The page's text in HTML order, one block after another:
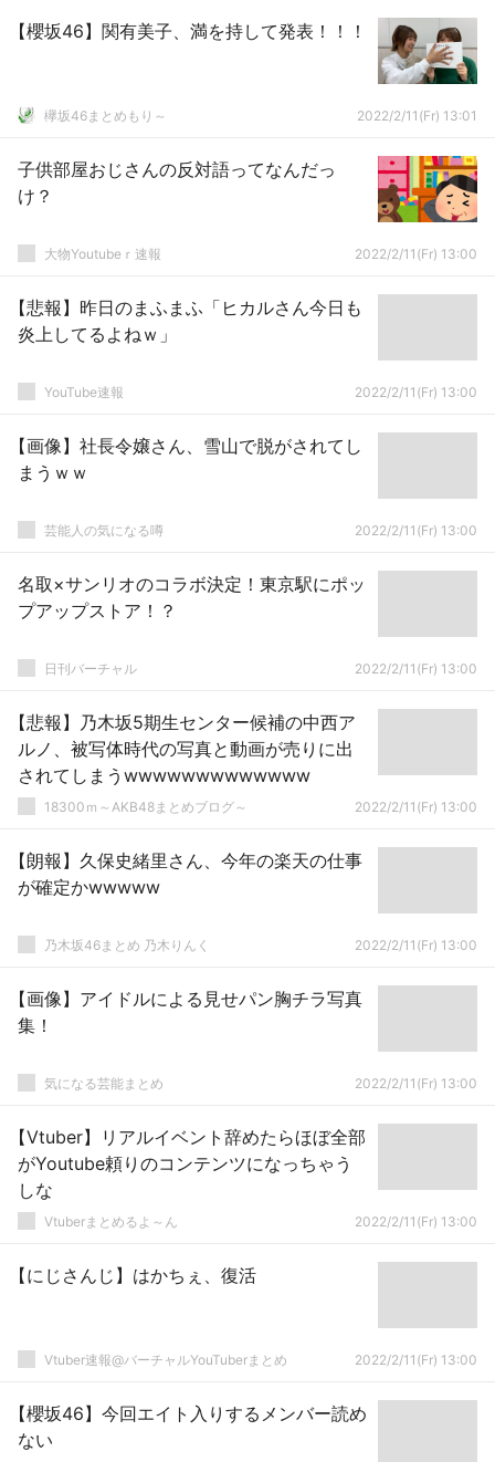
【櫻坂46】関有美子、満を持して発表！！！
欅坂46まとめもり～ 2022/2/11(Fr) 13:01
子供部屋おじさんの反対語ってなんだっ
け？
大物Youtubeｒ速報 2022/2/11(Fr) 13:00
【悲報】昨日のまふまふ「ヒカルさん今日も
炎上してるよねｗ」
YouTube速報 2022/2/11(Fr) 13:00
【画像】社長令嬢さん、雪山で脱がされてし
まうｗｗ
芸能人の気になる噂 2022/2/11(Fr) 13:00
名取×サンリオのコラボ決定！東京駅にポッ
プアップストア！？
日刊バーチャル 2022/2/11(Fr) 13:00
【悲報】乃木坂5期生センター候補の中西ア
ルノ、被写体時代の写真と動画が売りに出
されてしまうwwwwwwwwwwwww
18300ｍ～AKB48まとめブログ～ 2022/2/11(Fr) 13:00
【朗報】久保史緒里さん、今年の楽天の仕事
が確定かwwwww
乃木坂46まとめ 乃木りんく 2022/2/11(Fr) 13:00
【画像】アイドルによる見せパン胸チラ写真
集！
気になる芸能まとめ 2022/2/11(Fr) 13:00
【Vtuber】リアルイベント辞めたらほぼ全部
がYoutube頼りのコンテンツになっちゃう
しな
Vtuberまとめるよ～ん 2022/2/11(Fr) 13:00
【にじさんじ】はかちぇ、復活
Vtuber速報@バーチャルYouTuberまとめ 2022/2/11(Fr) 13:00
【櫻坂46】今回エイト入りするメンバー読め
ない